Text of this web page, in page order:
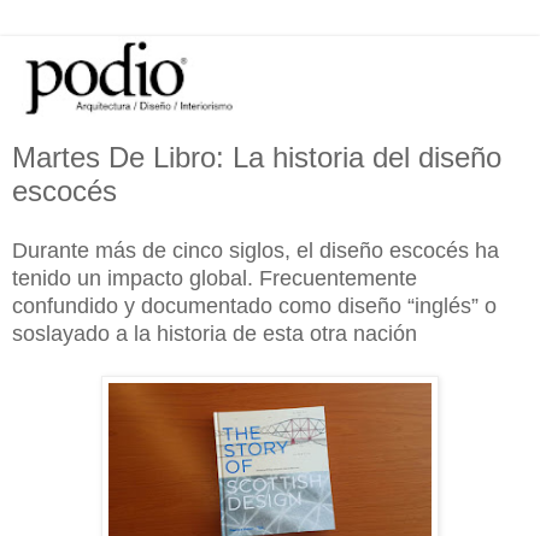
Martes De Libro: La historia del diseño
escocés
Durante más de cinco siglos, el diseño escocés ha
tenido un impacto global. Frecuentemente
confundido y documentado como diseño “inglés” o
soslayado a la historia de esta otra nación